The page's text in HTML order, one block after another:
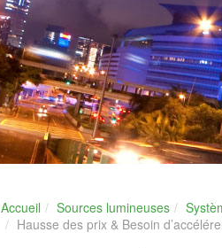
Accueil Sources lumineuses
Hausse des prix & Besoin